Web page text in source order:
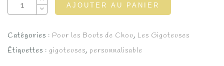
AJOUTER AU PANIER
Catégories : Pour les Bouts de Chou, Les Gigoteuses
Étiquettes : gigoteuses, personnalisable